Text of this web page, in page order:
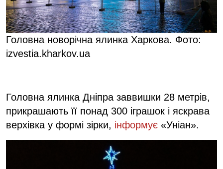
Головна новорічна ялинка Харкова. Фото:
izvestia.kharkov.ua
Головна ялинка Дніпра заввишки 28 метрів,
прикрашають її понад 300 іграшок і яскрава
верхівка у формі зірки, інформує «Уніан».